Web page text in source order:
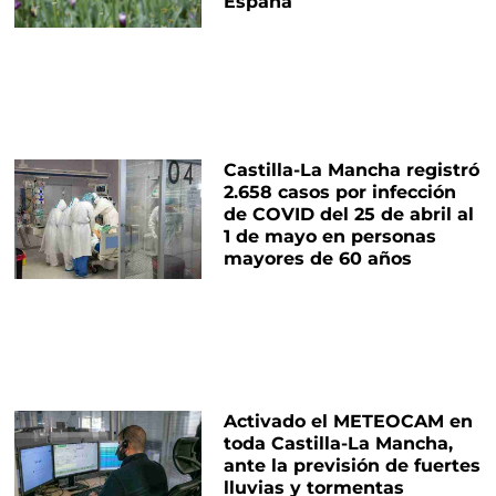
Castilla-La Mancha registró
2.658 casos por infección
de COVID del 25 de abril al
1 de mayo en personas
mayores de 60 años
Activado el METEOCAM en
toda Castilla-La Mancha,
ante la previsión de fuertes
lluvias y tormentas